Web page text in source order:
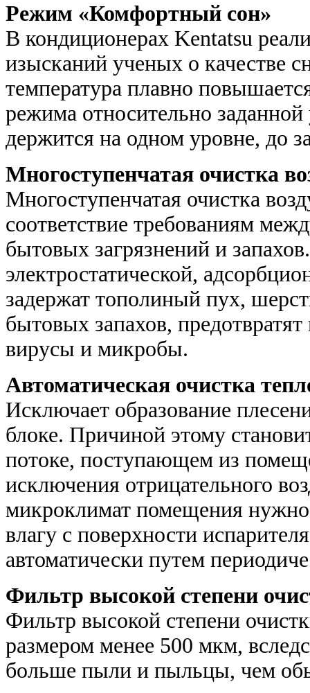
Режим «Комфортный сон»
В кондиционерах Kentatsu
изысканий ученых о качестве
температура плавно
режима относительно заданной
держится на одном уровне, до
Многоступенчатая очистка
Многоступенчатая очистка
соответствие требованиям
бытовых загрязнений и
электростатической,
задержат тополиный пух,
бытовых запахов,
вирусы и микробы.
Автоматическая очистка
Исключает образование
блоке. Причиной этому
потоке, поступающем из
исключения отрицательного
микроклимат помещения
влагу с поверхности
автоматически путем
Фильтр высокой степени
Фильтр высокой степени
размером менее 500 мкм,
больше пыли и пыльцы, чем